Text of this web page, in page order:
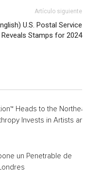
Artículo siguiente
U.S. Postal Service
Reveals Stamps for 2024
Heads to the
Invests in Artists
un Penetrable de